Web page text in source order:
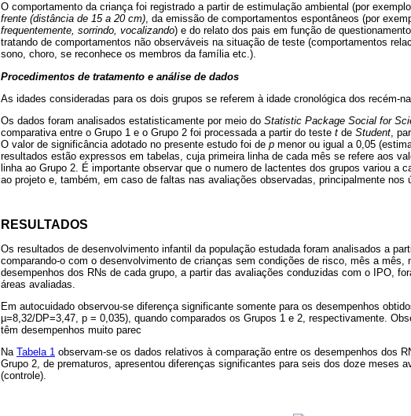
O comportamento da criança foi registrado a partir de estimulação ambiental (por
frente (distância de 15 a 20 cm), da emissão de comportamentos espontâneos (por
frequentemente, sorrindo, vocalizando) e do relato dos pais em função de
tratando de comportamentos não observáveis na situação de teste (comportamentos
sono, choro, se reconhece os membros da família etc.).
Procedimentos de tratamento e análise de dados
As idades consideradas para os dois grupos se referem à idade cronológica dos recém-
Os dados foram analisados estatisticamente por meio do Statistic Package Social for
comparativa entre o Grupo 1 e o Grupo 2 foi processada a partir do teste t de Student ,
O valor de significância adotado no presente estudo foi de p menor ou igual a 0,05
resultados estão expressos em tabelas, cuja primeira linha de cada mês se refere aos
linha ao Grupo 2. É importante observar que o numero de lactentes dos grupos variou a
ao projeto e, também, em caso de faltas nas avaliações observadas, principalmente nos
RESULTADOS
Os resultados de desenvolvimento infantil da população estudada foram analisados a
comparando-o com o desenvolvimento de crianças sem condições de risco, mês a mês,
desempenhos dos RNs de cada grupo, a partir das avaliações conduzidas com o IPO,
áreas avaliadas.
Em autocuidado observou-se diferença significante somente para os desempenhos
µ=8,32/DP=3,47, p = 0,035), quando comparados os Grupos 1 e 2, respectivamente.
têm desempenhos muito parec
Na Tabela 1 observam-se os dados relativos à comparação entre os desempenhos dos
Grupo 2, de prematuros, apresentou diferenças significantes para seis dos doze meses
(controle).